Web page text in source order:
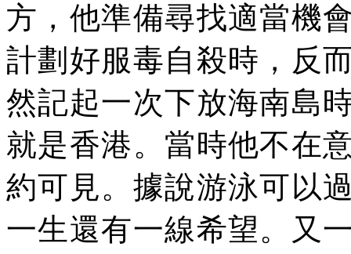
方，他準備尋找適當機
計劃好服毒自殺時，反
然記起一次下放海南島
就是香港。當時他不在
約可見。據說游泳可以
一生還有一線希望。又